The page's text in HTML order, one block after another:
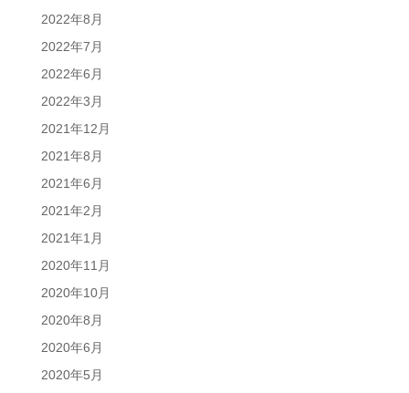
2022年8月
2022年7月
2022年6月
2022年3月
2021年12月
2021年8月
2021年6月
2021年2月
2021年1月
2020年11月
2020年10月
2020年8月
2020年6月
2020年5月